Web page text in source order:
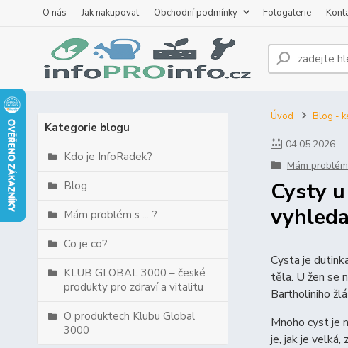
O nás Jak nakupovat Obchodní podmínky Fotogalerie
Kategorie blogu
Kdo je InfoRadek?
Blog
Mám problém s ... ?
Co je co?
KLUB GLOBAL 3000 – české
produkty pro zdraví a vitalitu
O produktech Klubu Global
3000
Úvod Blog -
04.05.2026
Mám
Cysty
Cysta je
těla. U žen se
Bartholiniho
Mnoho cyst je
je, jak je velká,